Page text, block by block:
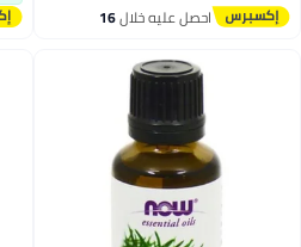
احصل عليه خلال16